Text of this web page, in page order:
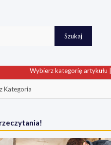
Szukaj
Wybierz kategorię artykułu |